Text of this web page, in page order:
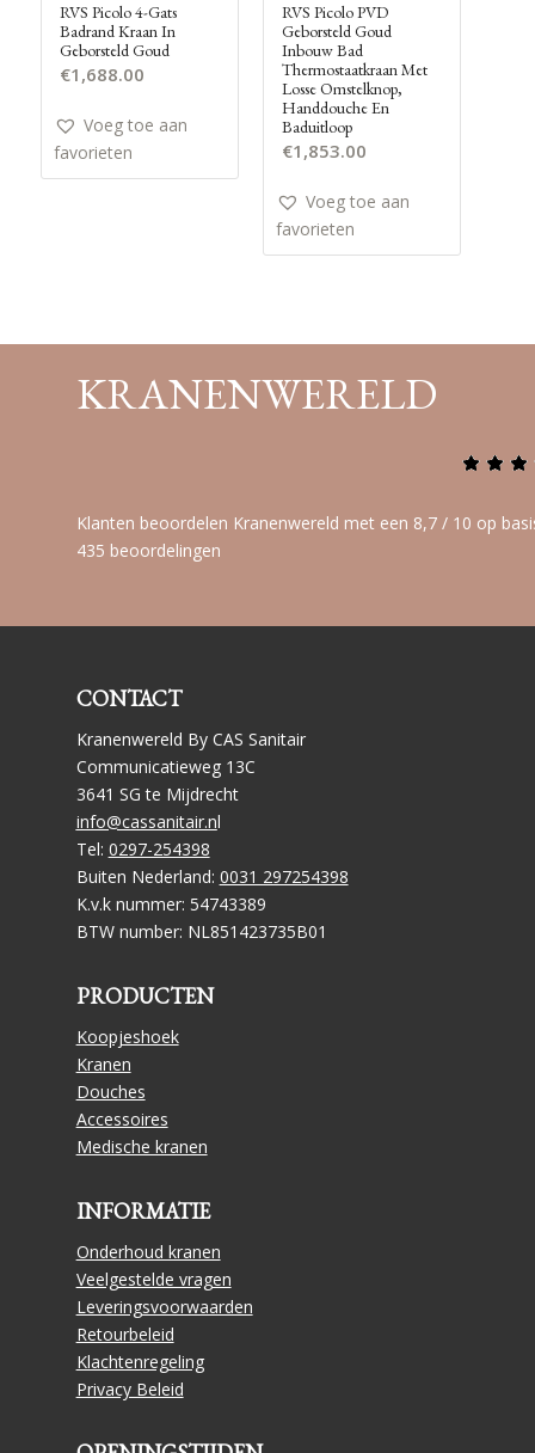
RVS Picolo 4-Gats
Badrand Kraan In
Geborsteld Goud
€1,688.00
Voeg toe aan
favorieten
RVS Picolo PVD
Geborsteld Goud
Inbouw Bad
Thermostaatkraan Met
Losse Omstelknop,
Handdouche En
Baduitloop
€1,853.00
Voeg toe aan
favorieten
KRANENWERELD
Klanten beoordelen Kranenwereld met een 8,7 / 10 op
435 beoordelingen
CONTACT
Kranenwereld By CAS Sanitair
Communicatieweg 13C
3641 SG te Mijdrecht
info@cassanitair.nl
Tel: 0297-254398
Buiten Nederland: 0031 297254398
K.v.k nummer: 54743389
BTW number: NL851423735B01
PRODUCTEN
Koopjeshoek
Kranen
Douches
Accessoires
Medische kranen
INFORMATIE
Onderhoud kranen
Veelgestelde vragen
Leveringsvoorwaarden
Retourbeleid
Klachtenregeling
Privacy Beleid